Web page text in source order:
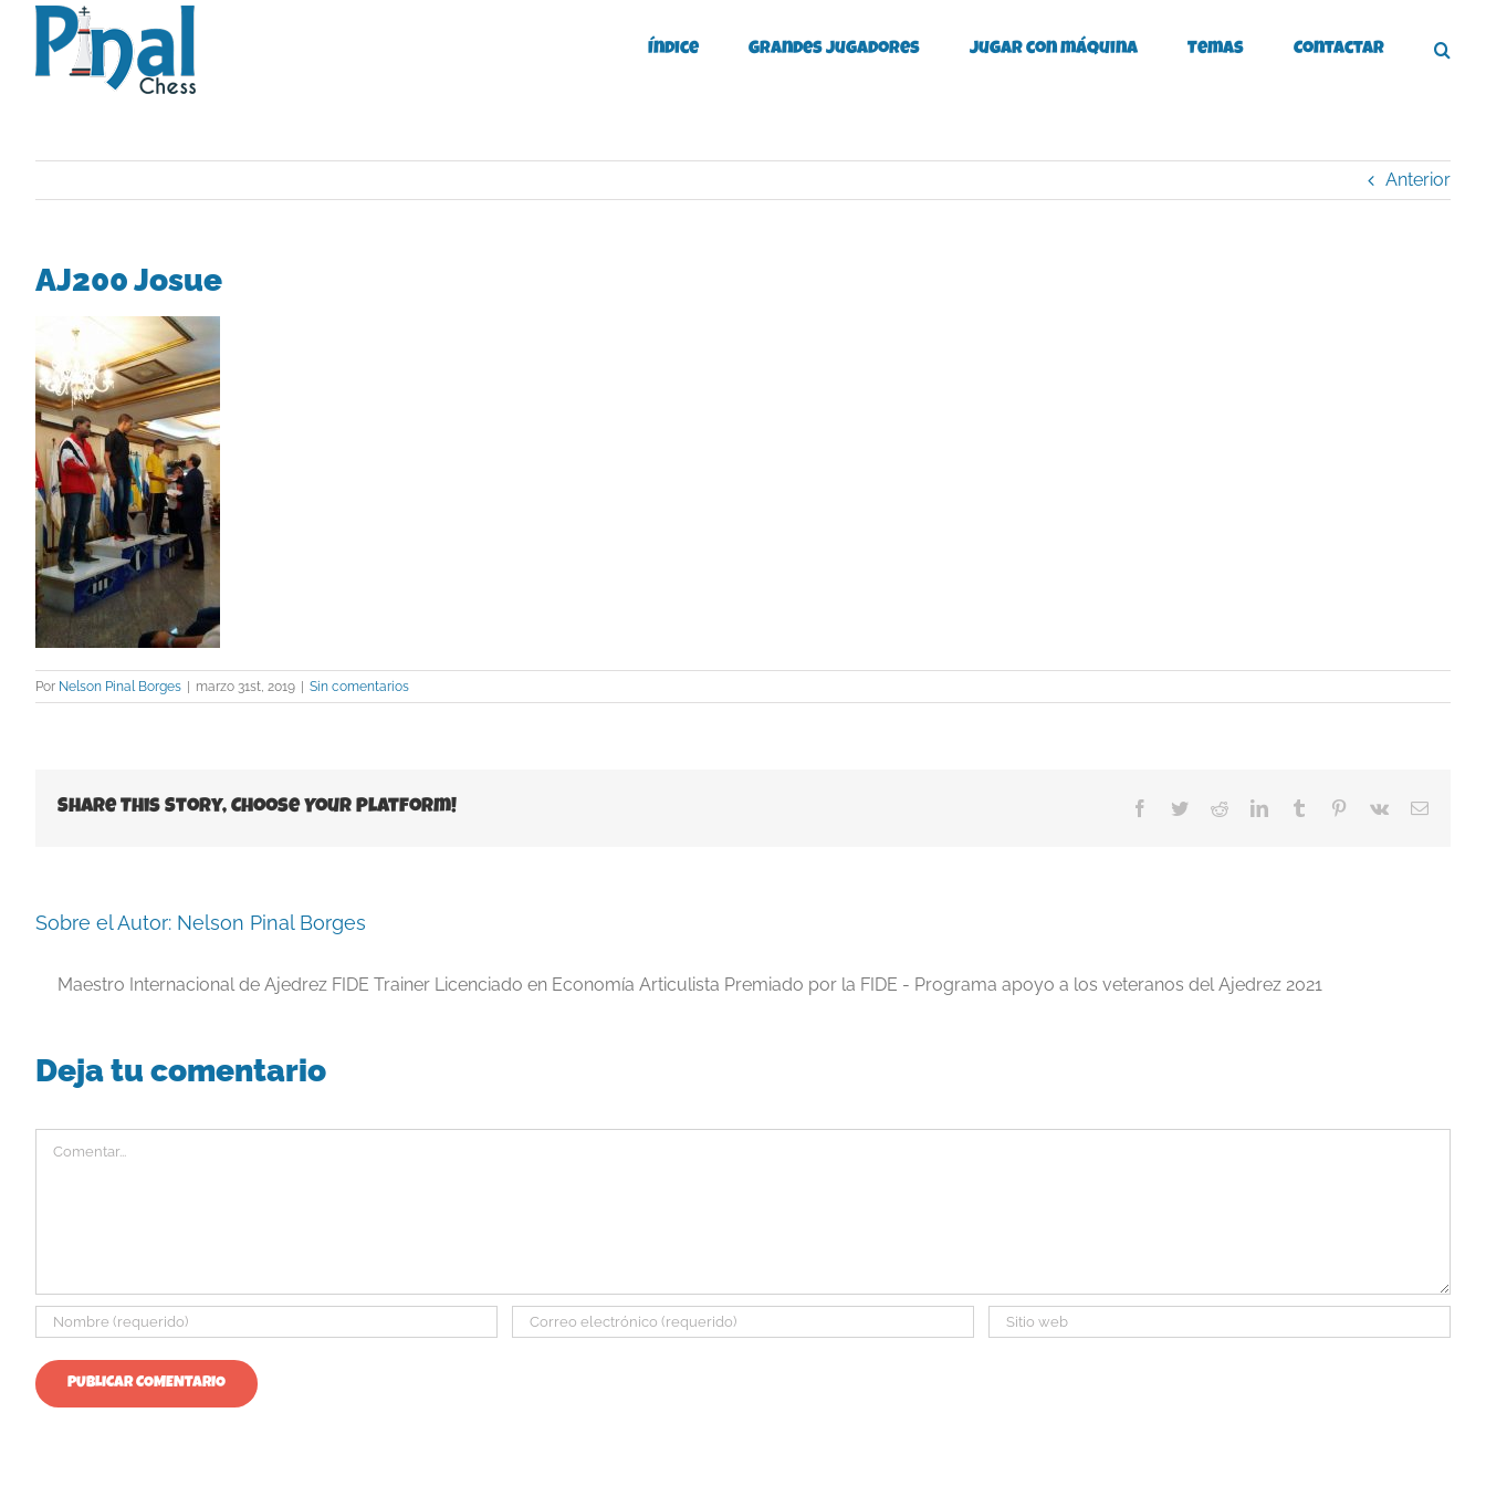
Saltar
contenido
Índice Grandes Jugadores Jugar con máquina Temas Contactar
Anterior
AJ200 Josue
Por Nelson Pinal Borges | marzo 31st, 2019 | Sin comentarios
Share This Story, Choose Your Platform! Facebook
TwitterRedditLinkedInTumblr Pinterest
Vk
Correo
Sobre el Autor: Nelson Pinal Borges
Maestro Internacional de Ajedrez FIDE Trainer Licenciado en Economía Articulista Premiado por la FIDE - Programa apoyo a los veteranos del Ajedrez 2021
Deja tu comentario